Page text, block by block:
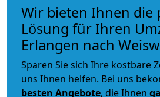
Wir bieten Ihnen die
Lösung für Ihren
Erlangen nach
Sparen Sie sich Ihre kostbare
uns Ihnen helfen. Bei uns
besten Angebote, die Ihnen